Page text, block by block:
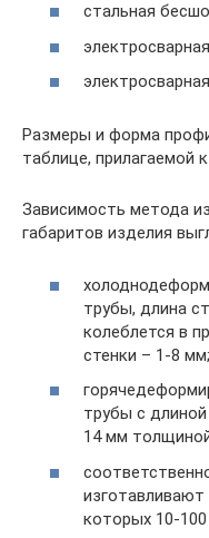
стальная
Размеры и форма
таблице, прилагаемой
Зависимость метода
габаритов изделия
трубы, длина
колеблется в
стенки – 1-8 мм;
трубы с
14 мм
которых 10-